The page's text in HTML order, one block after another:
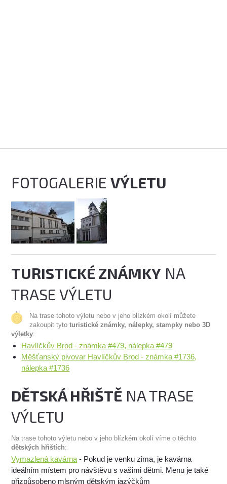
FOTOGALERIEVÝLETU
TURISTICKÉ ZNÁMKY NA
TRASE VÝLETU
Na trase tohoto výletu nebo v jeho blízkém okolí můžete
zakoupit tytoturistické známky, nálepky, stampky nebo 3D
výletky:
Havlíčkův Brod - známka #479, nálepka #479
Měšťanský pivovar Havlíčkův Brod - známka #1736,
nálepka #1736
DĚTSKÁ HŘIŠTĚ NA TRASE
VÝLETU
Na trase tohoto výletu nebo v jeho blízkém okolí víme o těchto
dětských hřištích:
Vymazlená kavárna - Pokud je venku zima, je kavárna
ideálním místem pro návštěvu s vašimi dětmi. Menu je také
přizpůsobeno mlsným dětským jazýčkům